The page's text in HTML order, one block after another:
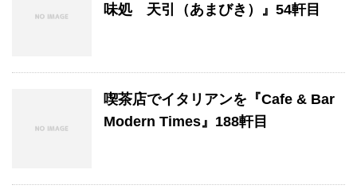
味処 天引（あまびき）』54軒目
喫茶店でイタリアンを『Cafe & Bar
Modern Times』188軒目